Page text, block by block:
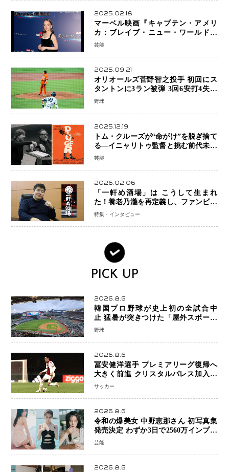
2025.02.18
マーベル映画『キャプテン・アメリ
カ：ブレイブ・ニュー・ワールド』
新ブラック・ウィドウ役のシラ・ハー
芸能
2025.09.21
オリオールズ菅野智之投手 初回にス
タントンに3ラン被弾 3回6安打4失点
で降板
野球
2025.12.19
トム・クルーズが“命がけ”を脱ぎ捨て
る―イニャリトゥ監督と挑む前代未聞
の大惨事コメディ「DIGGER ディガ
芸能
2026.02.06
「一軒め酒場」は こうして生まれ
た！養老乃瀧を再定義し、ファンビジ
ネスへ─養老乃瀧100％子会社・
る“地道な再発明”の経営哲学
特集・インタビュー
PICK UP
2026.8.6
韓国プロ野球が史上初の全試合中
止 猛暑が突きつけた「屋外スポーツ
の限界」 日本発のドーム型施設時代
野球
2026.8.6
冨安健洋選手 プレミアリーグ復帰へ
大きく前進 クリスタルパレス加入目
前 メディカルチェックも通過
サッカー
2026.8.6
令和の爆美女 中野恵那さん 初写真集
発売決定 わずか3日で2560万インプレ
ッションを記録した話題の美貌を凝縮
芸能
2026.8.6